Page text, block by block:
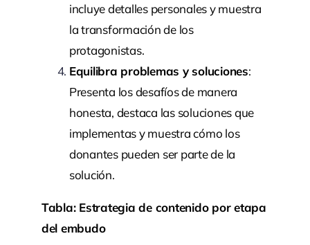
incluye detalles personales y muestra
la transformación de los
protagonistas.
Equilibra problemas y soluciones:
Presenta los desafíos de manera
honesta, destaca las soluciones que
implementas y muestra cómo los
donantes pueden ser parte de la
solución.
Tabla: Estrategia de contenido por etapa
del embudo